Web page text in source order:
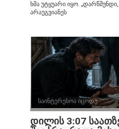
ხმა უტყუარი იყო.
არაუგვიანეს
საინტერესოა იცოდე
დილის 3:07